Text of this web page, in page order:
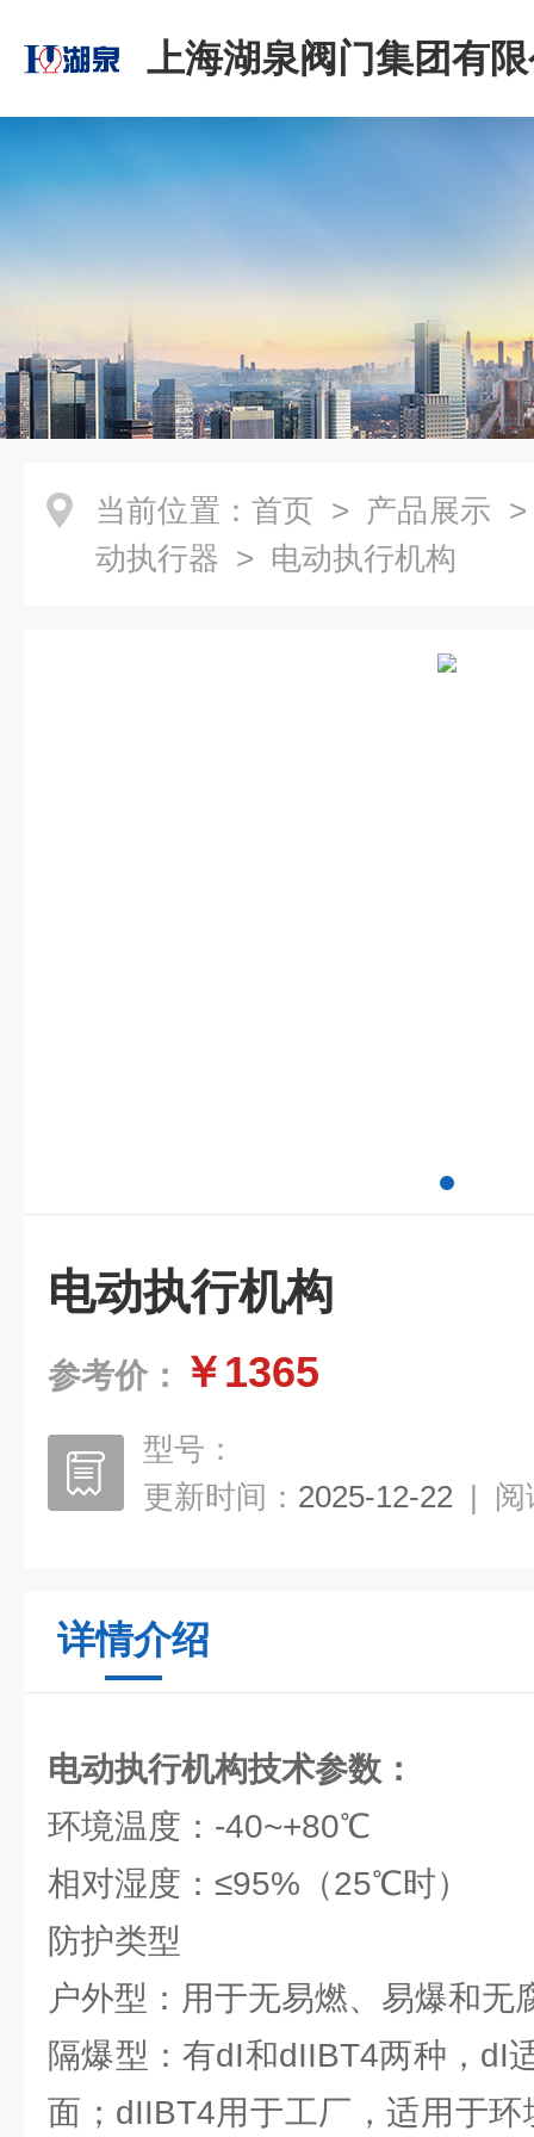
上海湖泉阀门集团有
当前位置： 首页 > 产品展示
动执行器 > 电动执行机构
电动执行机构
参考价： ￥1365
型号：
更新时间： 2025-12-22 | 阅
详情介绍
电动执行机构技术参数：
环境温度：-40~+80℃
相对湿度：≤95%（25℃时）
防护类型
户外型：用于无易燃、易爆和无
隔爆型：有dI和dIIBT4两种，dI
面；dIIBT4用于工厂，适用于